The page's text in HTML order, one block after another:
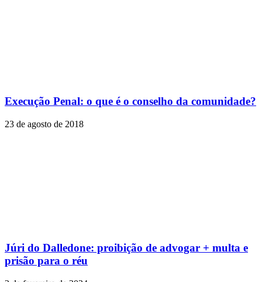
Execução Penal: o que é o conselho da comunidade?
23 de agosto de 2018
Júri do Dalledone: proibição de advogar + multa e
prisão para o réu